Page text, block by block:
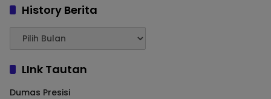
History Berita
LInk Tautan
Dumas Presisi